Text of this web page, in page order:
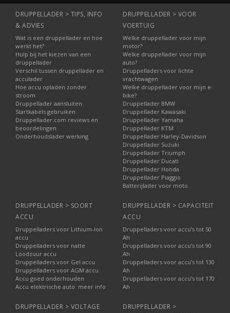
DRUPPELLADER > TIPS, INFO
& ADVIES
Wat is een druppellader en hoe
werkt het?
Hulp bij het kiezen van een
druppellader
Verschil tussen druppellader en
acculader
Hoe accu opladen zonder
stroom
Druppellader aansluiten
Startkabels gebruiken
Druppellader.com reviews en
beoordelingen
Onderhoudslader werking
DRUPPELLADER > VOOR
VOERTUIG
Welke druppellader voor mijn
motor?
Welke druppellader voor mijn
auto?
Druppelladers voor lichte
vrachtwagen
Welke druppellader voor mijn e-
bike?
Druppellader BMW
Druppellader Kawasaki
Druppellader Yamaha
Druppellader KTM
Druppellader Harley-Davidson
Druppellader Suzuki
Druppellader Triumph
Druppellader Ducati
Druppellader Honda
Druppellader Piaggio
Batterijlader voor moto
DRUPPELLADER > SOORT
ACCU
Druppelladers voor Lithium-Ion
accu
Druppelladers voor natte
Loodzuur accu
Druppelladers voor Gel accu
Druppelladers voor AGM accu
Accu goed onderhouden
Accu elektrische auto: meer info
DRUPPELLADER > CAPACITEIT
ACCU
Druppelladers voor accu’s tot 50
Ah
Druppelladers voor accu’s tot 90
Ah
Druppelladers voor accu’s tot 130
Ah
Druppelladers voor accu’s tot 170
Ah
DRUPPELLADER > VOLTAGE
DRUPPELLADER >